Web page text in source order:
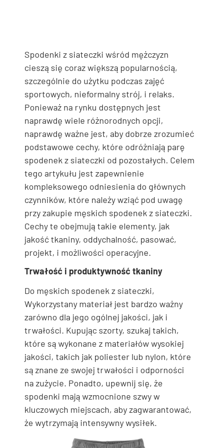
Spodenki z siateczki wśród mężczyzn
cieszą się coraz większą popularnością,
szczególnie do użytku podczas zajęć
sportowych, nieformalny strój, i relaks.
Ponieważ na rynku dostępnych jest
naprawdę wiele różnorodnych opcji,
naprawdę ważne jest, aby dobrze zrozumieć
podstawowe cechy, które odróżniają parę
spodenek z siateczki od pozostałych. Celem
tego artykułu jest zapewnienie
kompleksowego odniesienia do głównych
czynników, które należy wziąć pod uwagę
przy zakupie męskich spodenek z siateczki.
Cechy te obejmują takie elementy, jak
jakość tkaniny, oddychalność, pasować,
projekt, i możliwości operacyjne.
Trwałość i produktywność tkaniny
Do męskich spodenek z siateczki,
Wykorzystany materiał jest bardzo ważny
zarówno dla jego ogólnej jakości, jak i
trwałości. Kupując szorty, szukaj takich,
które są wykonane z materiałów wysokiej
jakości, takich jak poliester lub nylon, które
są znane ze swojej trwałości i odporności
na zużycie. Ponadto, upewnij się, że
spodenki mają wzmocnione szwy w
kluczowych miejscach, aby zagwarantować,
że wytrzymają intensywny wysiłek.